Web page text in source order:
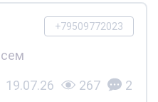
+79509772023
19.07.26 267 2